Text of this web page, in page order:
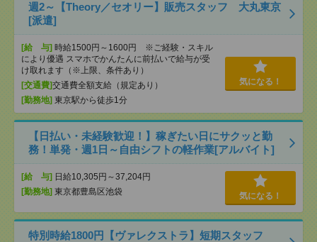
週2～【Theory／セオリー】販売スタッフ 大丸東京
[派遣]
[給 与] 時給1500円～1600円 ※ご経験・スキル
により優遇 スマホでかんたんに前払いで給与が受
け取れます（※上限、条件あり）
[交通費]交通費全額支給（規定あり）
[勤務地] 東京駅から徒歩1分
気になる！
【日払い・未経験歓迎！】稼ぎたい日にサクッと勤
務！単発・週1日～自由シフトの軽作業[アルバイト]
[給 与] 日給10,305円～37,204円
[勤務地] 東京都豊島区池袋 気になる！
特別時給1800円【ヴァレクストラ】短期スタッフ